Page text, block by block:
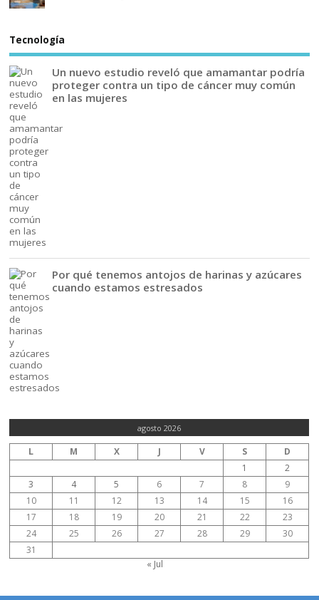
Tecnología
Un nuevo estudio reveló que amamantar podría
proteger contra un tipo de cáncer muy común
en las mujeres
Por qué tenemos antojos de harinas y azúcares
cuando estamos estresados
agosto 2026
L M X J V S
D
1
2
3
4 5 6 7 8
9
10
11 12 13 14 15
16
17
18 19 20 21 22
23
24
25 26 27 28 29
30
31
« Jul